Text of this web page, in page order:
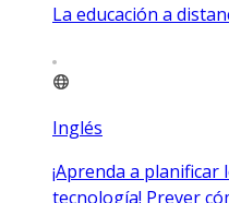
La educación a
Inglés
¡Aprenda a
tecnología! Prever